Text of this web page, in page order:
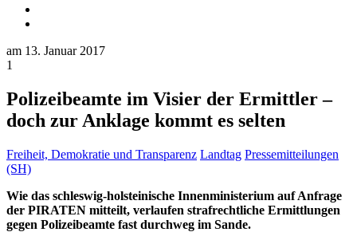
am 13. Januar 2017
1
Polizeibeamte im Visier der Ermittler –
doch zur Anklage kommt es selten
Freiheit, Demokratie und Transparenz Landtag Pressemitteilungen
(SH)
Wie das schleswig-holsteinische Innenministerium auf Anfrage
der PIRATEN mitteilt, verlaufen strafrechtliche Ermittlungen
gegen Polizeibeamte fast durchweg im Sande.